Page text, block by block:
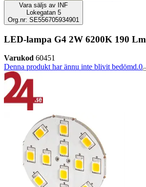
Vara säljs av
INF
Lokegatan 5
Org.nr: SE556705934901
LED-lampa G4 2W 6200K 190 Lm
Varukod 60451
Denna produkt har ännu inte blivit bedömd.0